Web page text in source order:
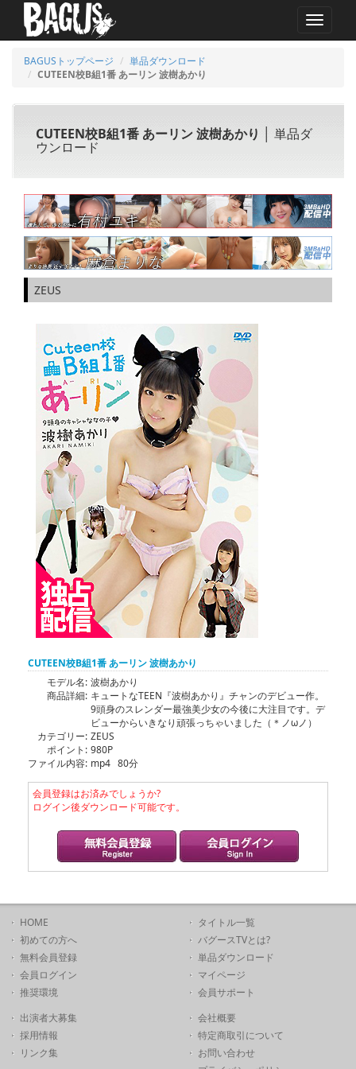
MENU
BAGUSトップページ
単品ダウンロード
CUTEEN校B組1番 あーリン 波樹あかり
CUTEEN校B組1番 あーリン 波樹あかり │ 単品ダ
ウンロード
ZEUS
CUTEEN校B組1番 あーリン 波樹あかり
モデル名: 波樹あかり
商品詳細: キュートなTEEN『波樹あかり』チャンのデビュー作。
9頭身のスレンダー最強美少女の今後に大注目です。デ
ビューからいきなり頑張っちゃいました（＊ノωノ）
カテゴリー: ZEUS
ポイント: 980P
ファイル内容: mp4 80分
会員登録はお済みでしょうか?
ログイン後ダウンロード可能です。
HOME
初めての方へ
無料会員登録
会員ログイン
推奨環境
タイトル一覧
バグースTVとは?
単品ダウンロード
マイページ
会員サポート
出演者大募集
採用情報
リンク集
会社概要
特定商取引について
お問い合わせ